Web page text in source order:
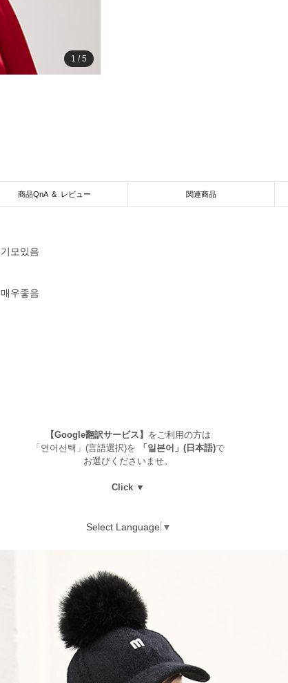
1 /5
商品QnA & レビュー 関連商品
기모있음
매우좋음
【Google翻訳サービス】 をご利用の方は
「언어선택」(言語選択)を
「일본어」(日本語)で
お選びくださいませ。
Click ▼
Select Language ▼